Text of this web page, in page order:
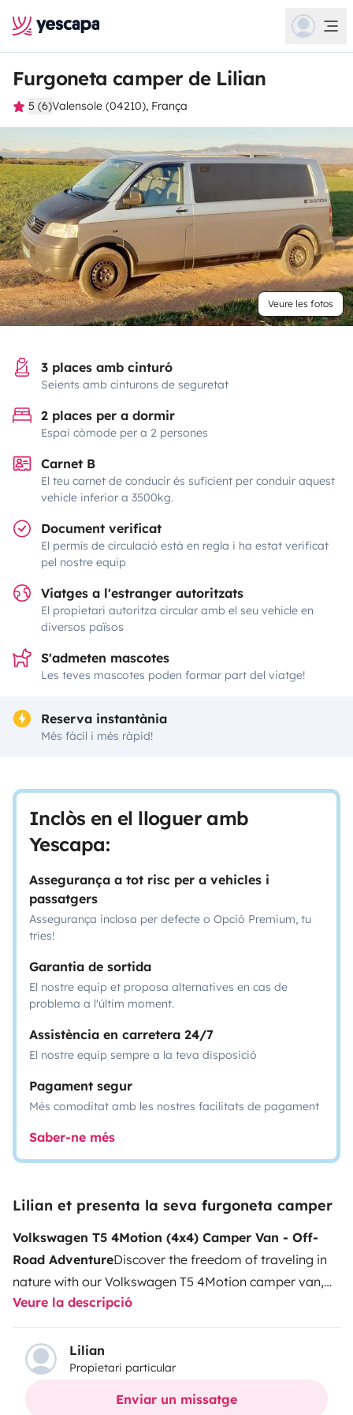
Furgoneta camper de Lilian
5 (6)Valensole (04210), França
Veure les fotos
3 places amb cinturó
Seients amb cinturons de seguretat
2 places per a dormir
Espai còmode per a 2 persones
Carnet B
El teu carnet de conducir és suficient per conduir aquest
vehicle inferior a 3500kg.
Document verificat
El permís de circulació està en regla i ha estat verificat
pel nostre equip
Viatges a l'estranger autoritzats
El propietari autoritza circular amb el seu vehicle en
diversos països
S'admeten mascotes
Les teves mascotes poden formar part del viatge!
Reserva instantània
Més fàcil i més ràpid!
Inclòs en el lloguer amb
Yescapa:
Assegurança a tot risc per a vehicles i
passatgers
Assegurança inclosa per defecte o Opció Premium, tu
tries!
Garantia de sortida
El nostre equip et proposa alternatives en cas de
problema a l'últim moment.
Assistència en carretera 24/7
El nostre equip sempre a la teva disposició
Pagament segur
Més comoditat amb les nostres facilitats de pagament
Saber-ne més
Lilian et presenta la seva furgoneta camper
Volkswagen T5 4Motion (4x4) Camper Van - Off-
Road AdventureDiscover the freedom of traveling in
nature with our Volkswagen T5 4Motion camper van,
specially equipped for off-road adventures. This robust
vehicle, powered by a 2.5 5-cylinder engine with 130
horsepower, is ideal for exploring less traveled
paths.Vehicle
FeatureDescription
ModelVolkswagen T5
Veure la descripció
Lilian
Propietari particular
Enviar un missatge